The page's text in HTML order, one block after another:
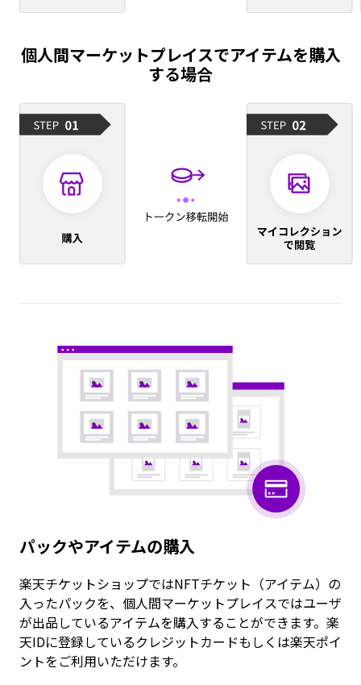
個人間マーケットプレイスでアイテムを購入
する場合
パックやアイテムの購入
楽天チケットショップではNFTチケット（アイテム）の
入ったパックを、個人間マーケットプレイスではユーザ
が出品しているアイテムを購入することができます。楽
天IDに登録しているクレジットカードもしくは楽天ポイ
ントをご利用いただけます。